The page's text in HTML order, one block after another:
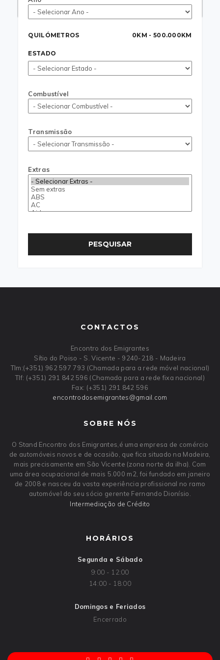
22 700€
22 700€
20 700€
QUILÓMETROS 0KM - 500.000KM
ESTADO
Combustível
Transmissão
Extras
PESQUISAR
CONTACTOS
Encontro dos Emigrantes
Sítio do Poiso - S. Vicente - 9240-218 - Madeira
Tlm:(+351) 962 597 793 (Chamada para a rede móvel nacional)
Tlf: (+351) 291 842 596 (Chamada para a rede fixa nacional)
Fax: (+351) 291 842 596
encontrodosemigrantes@gmail.com
SOBRE NÓS
O Stand Encontro dos Emigrantes,é uma empresa de comércio
de automóveis novos e de ocasião, que fica situado na Madeira,
mais precisamente em São Vicente (zona norte da ilha). Com
uma área ocupacional de mais 5.000 m2, foi fundado em janeiro
de 2008 e nasceu da vasta experiência profissional no ramo
automóvel do seu sócio gerente Fernando Dionísio.
Intermediação de Crédito
HORÁRIOS
Segunda e Sábado
9:00 - 12:00
14:00 - 18:00
Domingos e Feriados
Encerrado